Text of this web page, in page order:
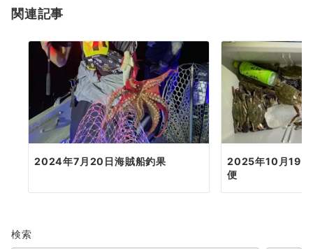
ン
関連記事
2024年7月20日海賊船釣果
2025年10月19日
便
検索